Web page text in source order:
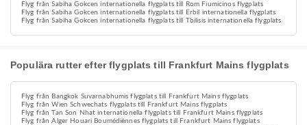
Flyg från Sabiha Gokcen internationella flygplats till Rom Fiumicinos flygplats
Flyg från Sabiha Gokcen internationella flygplats till Erbil internationella flygplats
Flyg från Sabiha Gokcen internationella flygplats till Tbilisis internationella flygplats
Populära rutter efter flygplats till Frankfurt Mains flygplats
Flyg från Bangkok Suvarnabhumis flygplats till Frankfurt Mains flygplats
Flyg från Wien Schwechats flygplats till Frankfurt Mains flygplats
Flyg från Tan Son Nhat internationella flygplats till Frankfurt Mains flygplats
Flyg från Alger Houari Boumédiènnes flygplats till Frankfurt Mains flygplats